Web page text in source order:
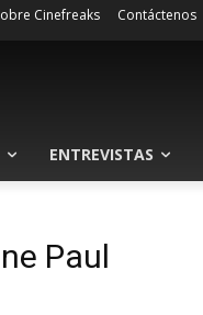
Cinefreaks Contáctenos
ENTREVISTAS
Paul